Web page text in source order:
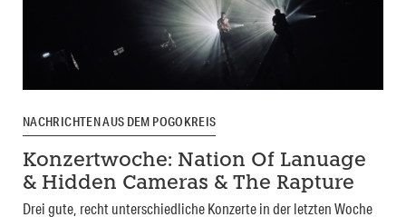
NACHRICHTEN AUS DEM POGOKREIS
Konzertwoche: Nation Of Lanuage
& Hidden Cameras & The Rapture
Drei gute, recht unterschiedliche Konzerte in der letzten Woche